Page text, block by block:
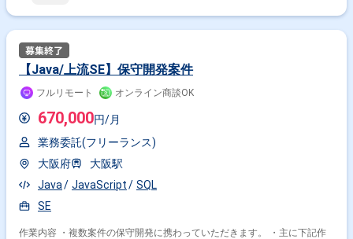
【Java/上流SE】保守開発案件
フルリモート オンライン商談OK
670,000円/月
業務委託(フリーランス)
大阪府
大阪駅
Java
JavaScript
SQL
SE
作業内容 ・複数案件の保守開発に携わっていただきます。 ・主に下記作